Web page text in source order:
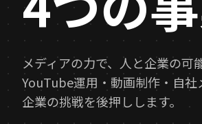
メディアの力で、人と企業の可
YouTube運用・動画制作・自社
企業の挑戦を後押しします。